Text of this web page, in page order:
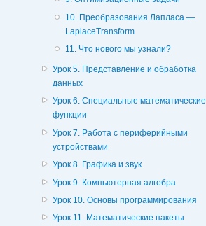
10. Преобразования Лапласа —
LaplaceTransform
11. Что нового мы узнали?
Урок 5. Представление и обработка
данных
Урок 6. Специальные математические
функции
Урок 7. Работа с периферийными
устройствами
Урок 8. Графика и звук
Урок 9. Компьютерная алгебра
Урок 10. Основы программирования
Урок 11. Математические пакеты